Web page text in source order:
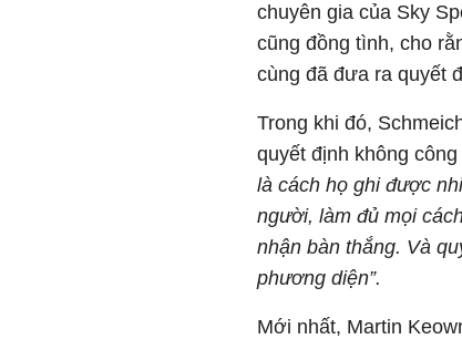
chuyên gia của Sky
cũng đồng tình, cho
cùng đã đưa ra quyết
Trong khi đó,
quyết định không
là cách họ ghi được
người, làm đủ mọi
nhận bàn thắng. Và
phương diện”.
Mới nhất, Martin